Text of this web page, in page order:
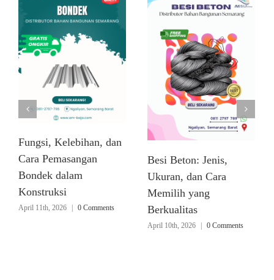
Fungsi, Kelebihan, dan
Cara Pemasangan
Bondek dalam
Konstruksi
April 11th, 2026 | 0 Comments
Besi Beton: Jenis,
Ukuran, dan Cara
Memilih yang
Berkualitas
April 10th, 2026 | 0 Comments